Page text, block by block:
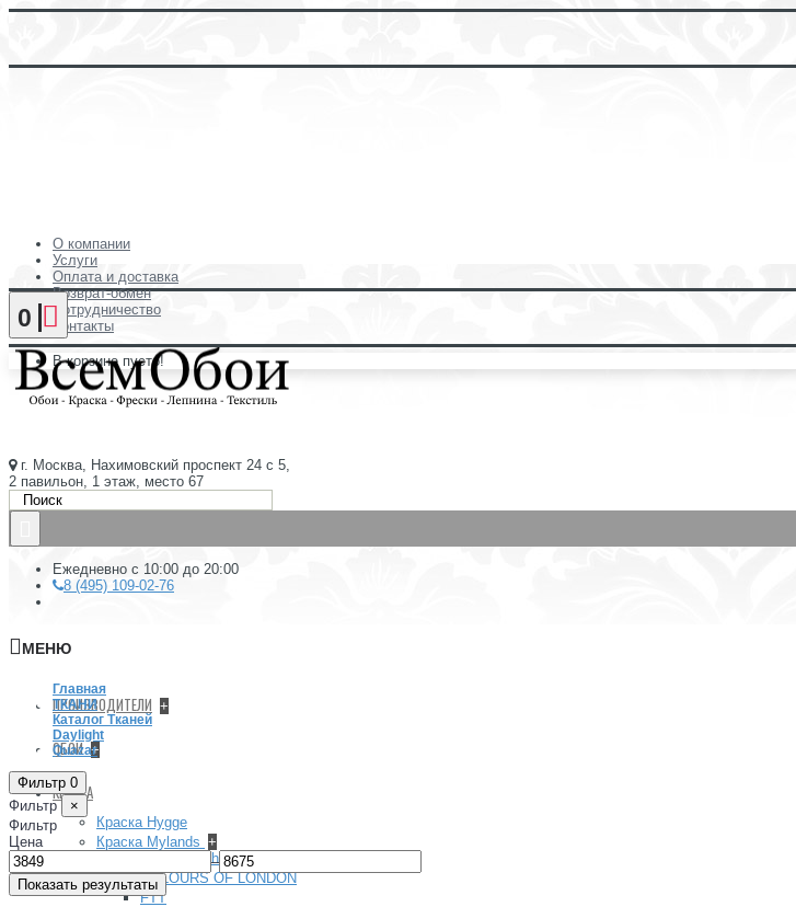
О компании
Услуги
Оплата и доставка
Возврат-обмен
Сотрудничество
Контакты
0
В корзине пусто!
г. Москва, Нахимовский проспект 24 с 5,
2 павильон, 1 этаж, место 67
Ежедневно с 10:00 до 20:00
8 (495) 109-02-76
МЕНЮ
ПРОИЗВОДИТЕЛИ +
ОБОИ +
КРАСКА
Краска Hygge
Краска Mylands +
Архив (Archive) collection
COLOURS OF LONDON
FTT
Главная
ТКАНИ
Каталог Тканей
Daylight
Quazar
Фильтр 0
Фильтр
×
Фильтр
Цена
–
Показать результаты